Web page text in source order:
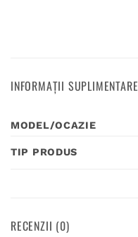
INFORMAȚII SUPLIMENTARE
MODEL/OCAZIE
TIP PRODUS
RECENZII (0)